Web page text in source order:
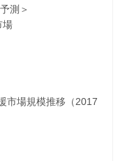
測＞
場
場規模推移（2017